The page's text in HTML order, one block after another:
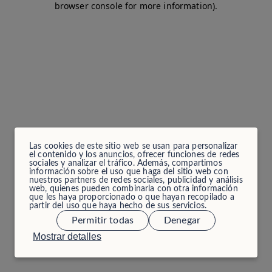
Las cookies de este sitio web se usan para personalizar
el contenido y los anuncios, ofrecer funciones de redes
sociales y analizar el tráfico. Además, compartimos
información sobre el uso que haga del sitio web con
nuestros partners de redes sociales, publicidad y análisis
web, quienes pueden combinarla con otra información
que les haya proporcionado o que hayan recopilado a
partir del uso que haya hecho de sus servicios.
Mostrar detalles
Permitir todas Denegar
browser console for more information).